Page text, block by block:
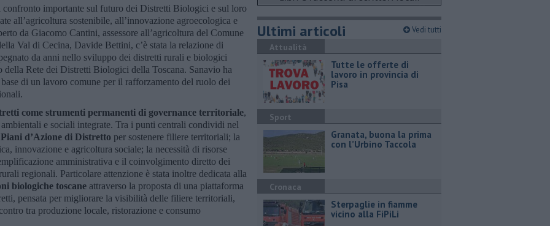
confronto importante sul futuro dei Distretti Biologici e sul loro
all’agricoltura sostenibile, all’innovazione agroecologica e
da Giacomo Cantini, assessore all’agricoltura del Comune
Val di Cecina, Davide Bettini, c’è stata la relazione di
da anni nello sviluppo dei distretti rurali e biologici
Rete dei Distretti Biologici della Toscana. Sanavio ha
di un lavoro comune per il rafforzamento del ruolo dei
come strumenti permanenti di governance territoriale,
e sociali integrate. Tra i punti centrali condividi nel
Piani d’Azione di Distretto per sostenere filiere territoriali; la
innovazione e agricoltura sociale; la necessità di risorse
amministrativa e il coinvolgimento diretto dei
regionali. Particolare attenzione è stata inoltre dedicata alla
biologiche toscane attraverso la proposta di una piattaforma
pensata per migliorare la visibilità delle filiere territoriali,
tra produzione locale, ristorazione e consumo
Ultimi articoli Vedi tutti
Attualità
​Tutte le offerte di
lavoro in provincia di
Pisa
Sport
​Granata, buona la prima
con l’Urbino Taccola
Cronaca
Sterpaglie in fiamme
vicino alla FiPiLi